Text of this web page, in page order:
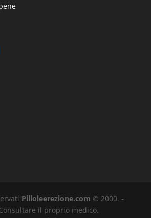
Pilloleerezione.com © 2000. -
il proprio medico.